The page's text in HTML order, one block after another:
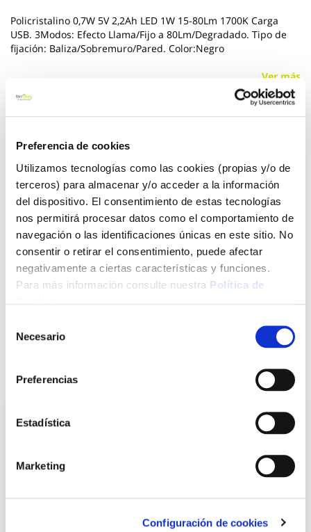
Preferencia de cookies
Utilizamos tecnologías como las cookies (propias y/o de
terceros) para almacenar y/o acceder a la información
del dispositivo. El consentimiento de estas tecnologías
nos permitirá procesar datos como el comportamiento de
navegación o las identificaciones únicas en este sitio. No
consentir o retirar el consentimiento, puede afectar
negativamente a ciertas características y funciones.
Para más información consulte nuestra Política de
Necesario
Preferencias
Estadística
Marketing
Configuración de cookies
Policristalino 0,7W 5V 2,2Ah LED 1W 15-80Lm 1700K Carga
USB. 3Modos: Efecto Llama/Fijo a 80Lm/Degradado. Tipo de
fijación: Baliza/Sobremuro/Pared. Color:Negro
Ver más
17,94 €
Añadir al carrito
Click&Collect - Recogida gratis
en nuestras tiendas
Envío a domicilio:
5 días hábiles
También te puede interesar